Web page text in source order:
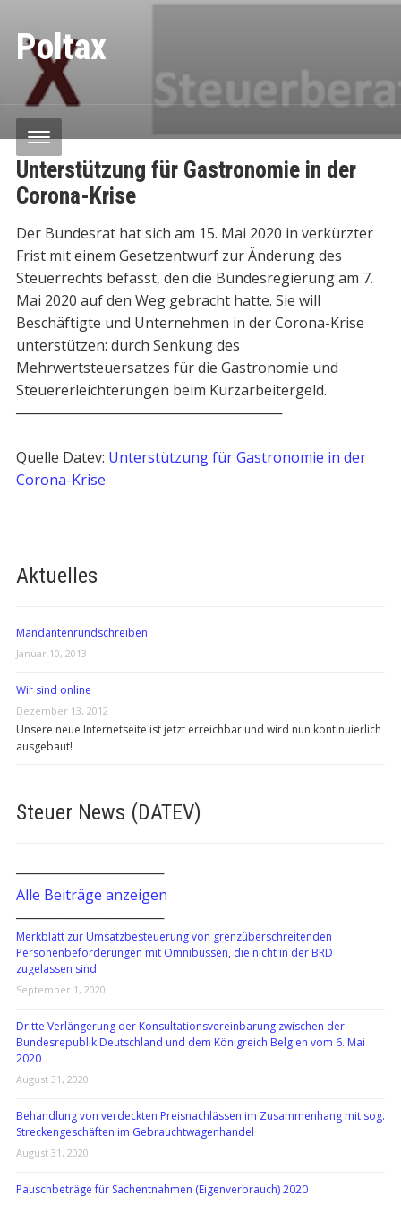
Poltax
Aktuelles
Mandantenrundschreiben
Januar 10, 2013
Wir sind online
Dezember 13, 2012
Unsere neue Internetseite ist jetzt erreichbar und wird nun kontinuierlich
ausgebaut!
Unterstützung für Gastronomie in der
Corona-Krise
Der Bundesrat hat sich am 15. Mai 2020 in verkürzter
Frist mit einem Gesetzentwurf zur Änderung des
Steuerrechts befasst, den die Bundesregierung am 7.
Mai 2020 auf den Weg gebracht hatte. Sie will
Beschäftigte und Unternehmen in der Corona-Krise
unterstützen: durch Senkung des
Mehrwertsteuersatzes für die Gastronomie und
Steuererleichterungen beim Kurzarbeitergeld.
───────────────────────────
Quelle Datev: Unterstützung für Gastronomie in der
Corona-Krise
Steuer News (DATEV)
───────────────
Alle Beiträge anzeigen
───────────────
Merkblatt zur Umsatzbesteuerung von grenzüberschreitenden
Personenbeförderungen mit Omnibussen, die nicht in der BRD
zugelassen sind
September 1, 2020
Dritte Verlängerung der Konsultationsvereinbarung zwischen der
Bundesrepublik Deutschland und dem Königreich Belgien vom 6. Mai
2020
August 31, 2020
Behandlung von verdeckten Preisnachlässen im Zusammenhang mit sog.
Streckengeschäften im Gebrauchtwagenhandel
August 31, 2020
Pauschbeträge für Sachentnahmen (Eigenverbrauch) 2020